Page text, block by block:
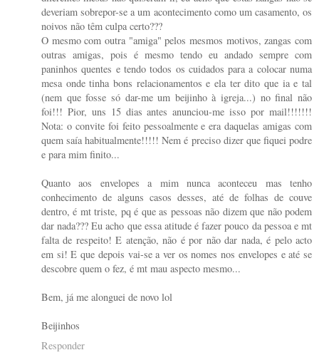
deveriam sobrepor-se a um acontecimento como um casamento, os
noivos não têm culpa certo???
O mesmo com outra "amiga" pelos mesmos motivos, zangas com
outras amigas, pois é mesmo tendo eu andado sempre com
paninhos quentes e tendo todos os cuidados para a colocar numa
mesa onde tinha bons relacionamentos e ela ter dito que ia e tal
(nem que fosse só dar-me um beijinho à igreja...) no final não
foi!!! Pior, uns 15 dias antes anunciou-me isso por mail!!!!!!!
Nota: o convite foi feito pessoalmente e era daquelas amigas com
quem saía habitualmente!!!!! Nem é preciso dizer que fiquei podre
e para mim finito...
Quanto aos envelopes a mim nunca aconteceu mas tenho
conhecimento de alguns casos desses, até de folhas de couve
dentro, é mt triste, pq é que as pessoas não dizem que não podem
dar nada??? Eu acho que essa atitude é fazer pouco da pessoa e mt
falta de respeito! E atenção, não é por não dar nada, é pelo acto
em si! E que depois vai-se a ver os nomes nos envelopes e até se
descobre quem o fez, é mt mau aspecto mesmo...
Bem, já me alonguei de novo lol
Beijinhos
Responder